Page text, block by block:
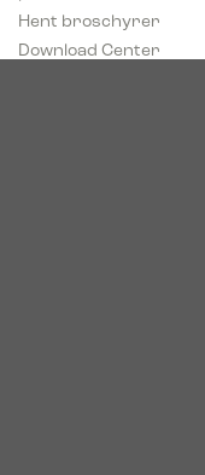
Hent broschyrer
Download Center